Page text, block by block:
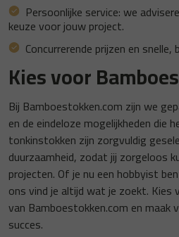
Persoonlijke service: we
keuze voor jouw project.
Concurrerende prijzen en
Kies voor
Bij Bamboestokken.com zijn we
en de eindeloze mogelijkheden die
tonkinstokken zijn zorgvuldig
duurzaamheid, zodat jij zorgeloos
projecten. Of je nu een hobbyist
ons vind je altijd wat je zoekt. Kies
van Bamboestokken.com en maak
succes.